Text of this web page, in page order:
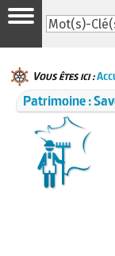
Vous êtes ici :
Patrimoine :